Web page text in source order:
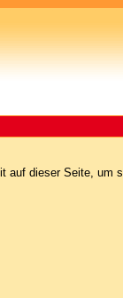
auf dieser Seite, um